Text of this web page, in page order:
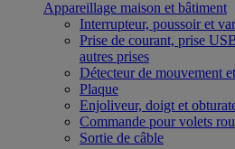
Appareillage maison et bâtiment
Interrupteur, poussoir et
Prise de courant, prise
autres prises
Détecteur de mouvement
Plaque
Enjoliveur, doigt et
Commande pour volets
Sortie de câble